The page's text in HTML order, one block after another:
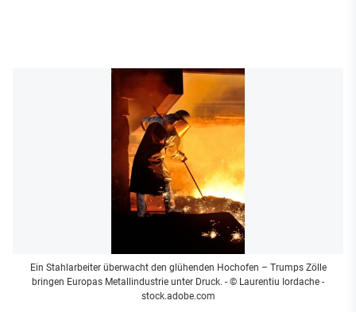
Ein Stahlarbeiter überwacht den glühenden Hochofen – Trumps Zölle
bringen Europas Metallindustrie unter Druck. - © Laurentiu Iordache -
stock.adobe.com